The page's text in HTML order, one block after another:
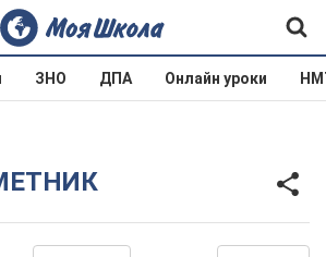
ЗНО ДПА Онлайн уроки